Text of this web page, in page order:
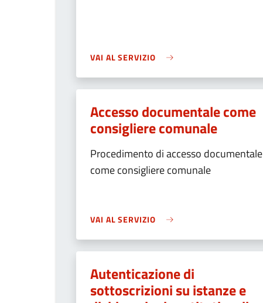
VAI AL SERVIZIO
Accesso documentale come
consigliere comunale
Procedimento di accesso documentale
come consigliere comunale
VAI AL SERVIZIO
Autenticazione di
sottoscrizioni su istanze e